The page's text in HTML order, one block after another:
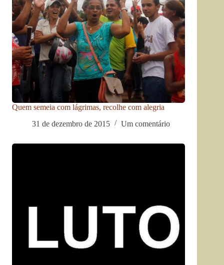
Quem semeia com lágrimas, recolhe com alegria
31 de dezembro de 2015
Um comentário